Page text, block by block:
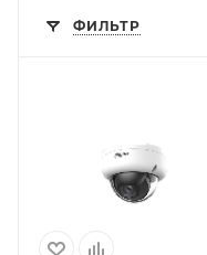
ФИЛЬТР